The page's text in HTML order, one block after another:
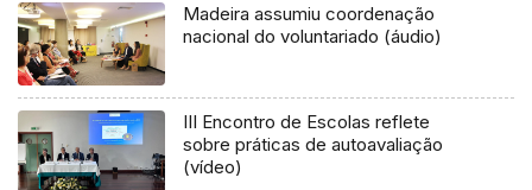
Madeira assumiu coordenação
nacional do voluntariado (áudio)
III Encontro de Escolas reflete
sobre práticas de autoavaliação
(vídeo)